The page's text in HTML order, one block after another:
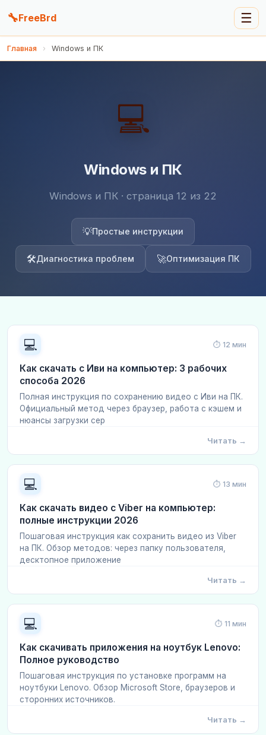
🔧FreeBrd ☰
Главная › Windows и ПК
💻
Windows и ПК
Windows и ПК · страница 12 из 22
💡Простые инструкции
🛠️Диагностика проблем 🚀Оптимизация ПК
💻 ⏱ 12 мин
Как скачать с Иви на компьютер: 3 рабочих
способа 2026
Полная инструкция по сохранению видео с Иви на ПК.
Официальный метод через браузер, работа с кэшем и
нюансы загрузки сер
Читать →
💻 ⏱ 13 мин
Как скачать видео с Viber на компьютер:
полные инструкции 2026
Пошаговая инструкция как сохранить видео из Viber
на ПК. Обзор методов: через папку пользователя,
десктопное приложение
Читать →
💻 ⏱ 11 мин
Как скачивать приложения на ноутбук Lenovo:
Полное руководство
Пошаговая инструкция по установке программ на
ноутбуки Lenovo. Обзор Microsoft Store, браузеров и
сторонних источников.
Читать →